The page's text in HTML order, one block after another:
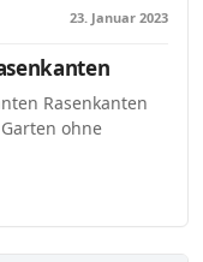
23. Januar 2023
Rasenkanten
ohne